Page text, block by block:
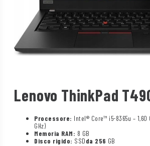
Lenovo ThinkPad
Processore: Intel® Core™ i5-8365u – 1,60
GHz)
Memoria RAM: 8 GB
Disco rigido: SSDda 256 GB